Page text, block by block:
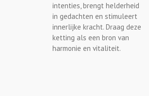
intenties, brengt helderheid
in gedachten en stimuleert
innerlijke kracht. Draag deze
ketting als een bron van
harmonie en vitaliteit.